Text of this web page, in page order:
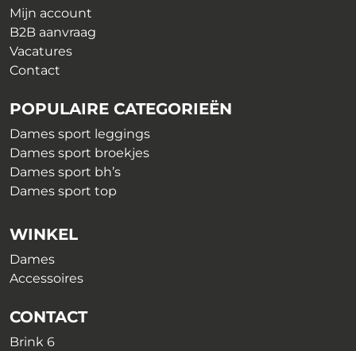
Mijn account
B2B aanvraag
Vacatures
Contact
POPULAIRE CATEGORIEËN
Dames sport leggings
Dames sport broekjes
Dames sport bh’s
Dames sport top
WINKEL
Dames
Accessoires
CONTACT
Brink 6